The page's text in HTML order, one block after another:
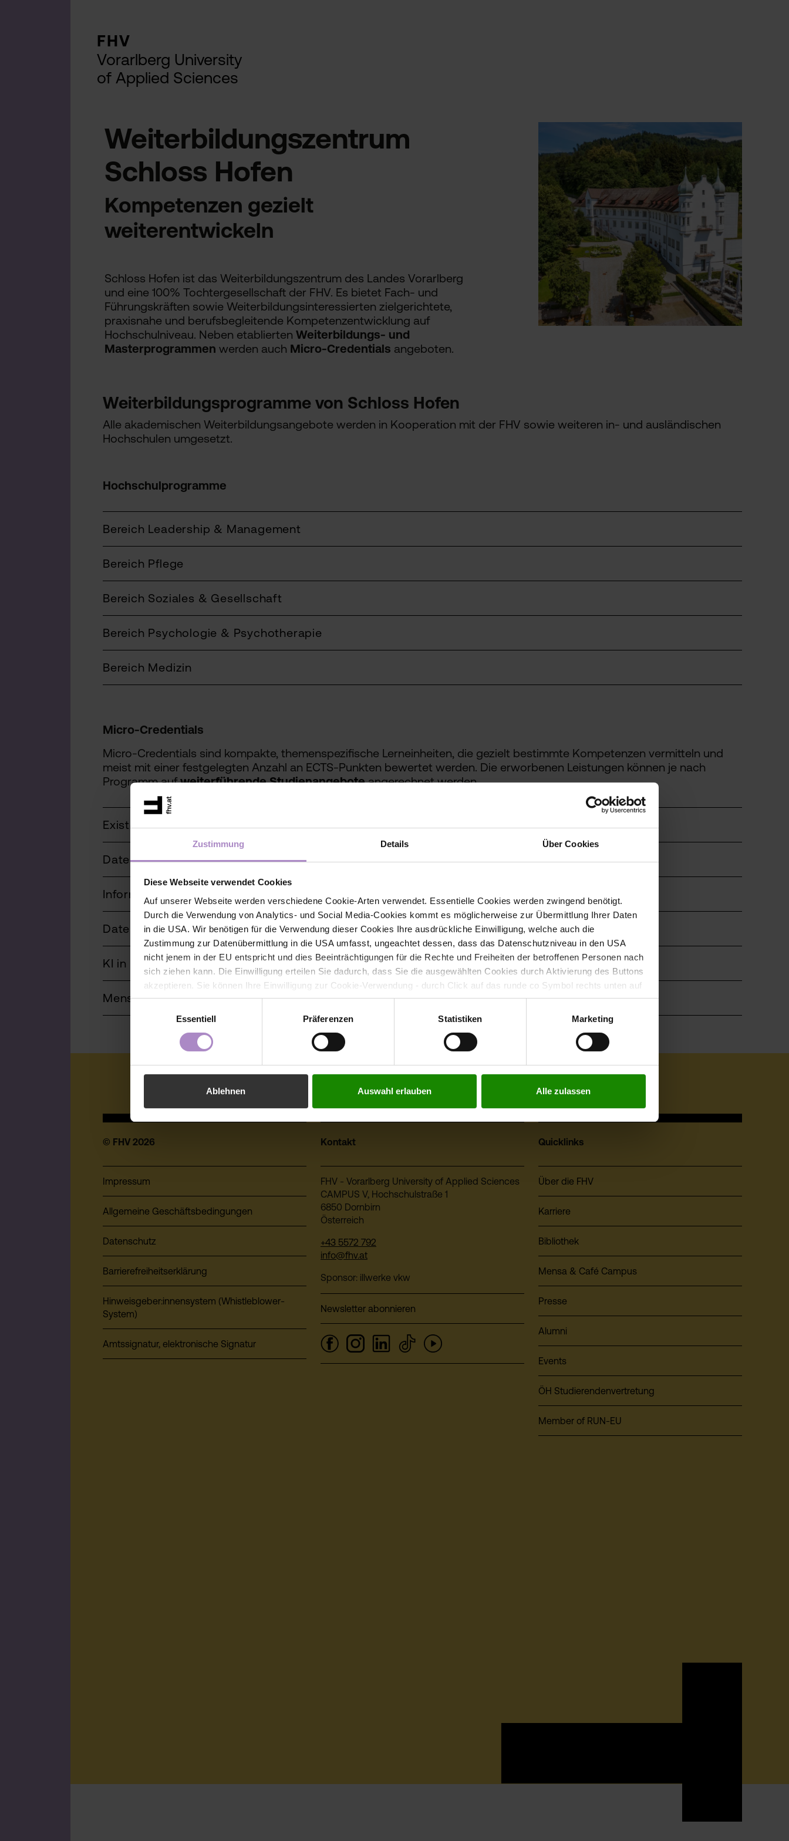
Zustimmung Details Über Cookies
Diese Webseite verwendet Cookies
Auf unserer Webseite werden verschiedene Cookie-Arten verwendet. Essentielle Cookies werden zwingend benötigt.
Durch die Verwendung von Analytics- und Social Media-Cookies kommt es möglicherweise zur Übermittlung Ihrer Daten
in die USA. Wir benötigen für die Verwendung dieser Cookies Ihre ausdrückliche Einwilligung, welche auch die
Zustimmung zur Datenübermittlung in die USA umfasst, ungeachtet dessen, dass das Datenschutzniveau in den USA
nicht jenem in der EU entspricht und dies Beeinträchtigungen für die Rechte und Freiheiten der betroffenen Personen nach
sich ziehen kann. Die Einwilligung erteilen Sie dadurch, dass Sie die ausgewählten Cookies durch Aktivierung des Buttons
akzeptieren. Sie können Ihre Einwilligung zur Cookie-Verwendung - durch Click auf das runde co Symbol rechts unten auf
der Webseite - jederzeit widerrufen. Durch den Widerruf der Einwilligung wird die Rechtmäßigkeit der aufgrund der
Einwilligung bis zum Widerruf erfolgten Verarbeitung nicht berührt. Weitere Informationen zum Datenschutz finden Sie
Einwilligungsauswahl
Essentiell
Präferenzen Statistiken Marketing
Ablehnen Auswahl erlauben Alle zulassen
FHV
Vorarlberg University
of Applied Sciences
Weiterbildungszentrum
Schloss Hofen
Kompetenzen gezielt
weiterentwickeln
Schloss Hofen ist das Weiterbildungszentrum des Landes Vorarlberg
und eine 100% Tochtergesellschaft der FHV. Es bietet Fach- und
Führungskräften sowie Weiterbildungsinteressierten zielgerichtete,
praxisnahe und berufsbegleitende Kompetenzentwicklung auf
Hochschulniveau. Neben etablierten Weiterbildungs- und
Masterprogrammen werden auch Micro-Credentials angeboten.
Weiterbildungsprogramme von Schloss Hofen
Alle akademischen Weiterbildungsangebote werden in Kooperation mit der FHV sowie weiteren in- und ausländischen
Hochschulen umgesetzt.
Hochschulprogramme
Bereich Leadership & Management
Bereich Pflege
Bereich Soziales & Gesellschaft
Bereich Psychologie & Psychotherapie
Bereich Medizin
Micro-Credentials
Micro-Credentials sind kompakte, themenspezifische Lerneinheiten, die gezielt bestimmte Kompetenzen vermitteln und
meist mit einer festgelegten Anzahl an ECTS-Punkten bewertet werden. Die erworbenen Leistungen können je nach
Programm aufweiterführende Studienangeboteangerechnet werden.
Existenzielles Leadership
Datenanalyse zur Entscheidungsfindung
Informationen aus Daten gewinnbringend nutzen
Datenvisualisierung und PowerBI - Daten in Reports und Präsentationen überzeugend vermitteln
KI in Action
Menschen mit Suchterkrankung beraten und begleiten
© FHV 2026
Impressum
Allgemeine Geschäftsbedingungen
Datenschutz
Barrierefreiheitserklärung
Hinweisgeber:innensystem (Whistleblower-
System)
Amtssignatur, elektronische Signatur
Kontakt
FHV - Vorarlberg University of Applied Sciences
CAMPUS V, Hochschulstraße 1
6850 Dornbirn
Österreich
+43 5572 792
info@fhv.at
Sponsor: illwerke vkw
Newsletter abonnieren
Quicklinks
Über die FHV
Karriere
Bibliothek
Mensa & Café Campus
Presse
Alumni
Events
ÖH Studierendenvertretung
Member of RUN-EU